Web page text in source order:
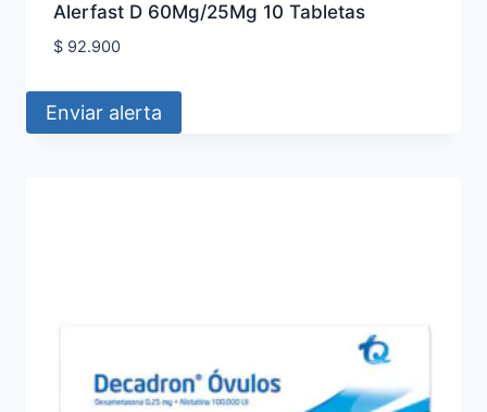
Alerfast D 60Mg/25Mg 10 Tabletas
$92.900
Enviar alerta